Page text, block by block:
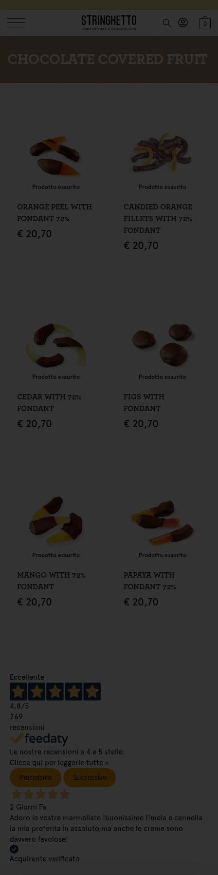
0
CHOCOLATE COVERED FRUIT
Prodotto esaurito
ORANGE PEEL WITH
FONDANT 72%
€ 20,70
Prodotto esaurito
CANDIED ORANGE
FILLETS WITH 72%
FONDANT
€ 20,70
Prodotto esaurito
CEDAR WITH 72%
FONDANT
€ 20,70
Prodotto esaurito
FIGS WITH
FONDANT
€ 20,70
Prodotto esaurito
MANGO WITH 72%
FONDANT
€ 20,70
Prodotto esaurito
PAPAYA WITH
FONDANT 72%
€ 20,70
Eccellente
4,8/5
269
recensioni
Le nostre recensioni a 4 e 5 stelle.
Clicca qui per leggerle tutte >
Precedente Successivo
2 Giorni Fa
Adoro le vostre marmellate !buonissime !!mela e cannella
la mia preferita in assoluto,ma anche le creme sono
davvero favolose!
Acquirente verificato